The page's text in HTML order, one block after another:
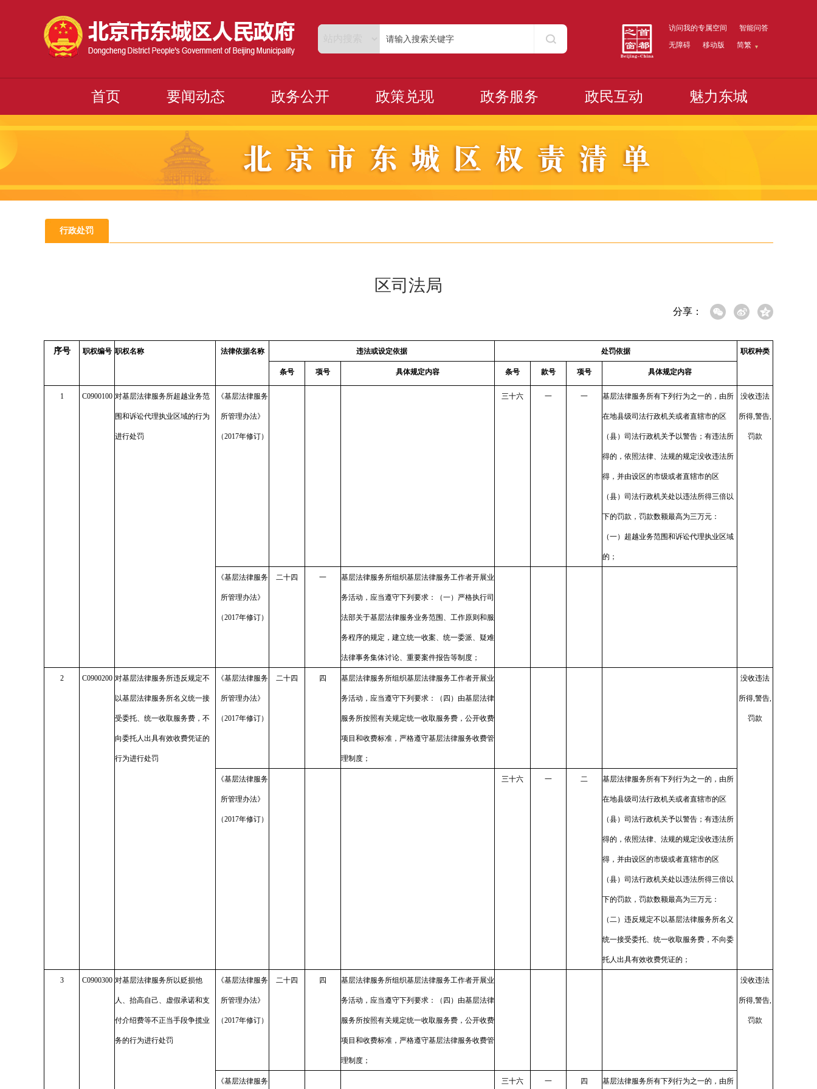
访问我的专属空间
智能问答
无障碍
移动版 简繁
首页 要闻动态 政务公开 政策兑现 政务服务 政民互动 魅力东城
行政处罚
区司法局
分享：
序号 职权编号 职权名称 法律依据名称 违法或设定依据 处罚依据 职权种类
条号 项号 具体规定内容 条号 款号 项号 具体规定内容
1 C0900100 对基层法律服务所超越业务范
围和诉讼代理执业区域的行为
进行处罚
《基层法律服务
所管理办法》
（2017年修订）
三十六 一 一 基层法律服务所有下列行为之一的，由所
在地县级司法行政机关或者直辖市的区
（县）司法行政机关予以警告；有违法所
得的，依照法律、法规的规定没收违法所
得，并由设区的市级或者直辖市的区
（县）司法行政机关处以违法所得三倍以
下的罚款，罚款数额最高为三万元：
（一）超越业务范围和诉讼代理执业区域
的；
没收违法
所得,警告,
罚款
《基层法律服务
所管理办法》
（2017年修订）
二十四 一 基层法律服务所组织基层法律服务工作者开展业
务活动，应当遵守下列要求：（一）严格执行司
法部关于基层法律服务业务范围、工作原则和服
务程序的规定，建立统一收案、统一委派、疑难
法律事务集体讨论、重要案件报告等制度；
2 C0900200 对基层法律服务所违反规定不
以基层法律服务所名义统一接
受委托、统一收取服务费，不
向委托人出具有效收费凭证的
行为进行处罚
《基层法律服务
所管理办法》
（2017年修订）
二十四 四 基层法律服务所组织基层法律服务工作者开展业
务活动，应当遵守下列要求：（四）由基层法律
服务所按照有关规定统一收取服务费，公开收费
项目和收费标准，严格遵守基层法律服务收费管
理制度；
没收违法
所得,警告,
罚款
《基层法律服务
所管理办法》
（2017年修订）
三十六 一 二 基层法律服务所有下列行为之一的，由所
在地县级司法行政机关或者直辖市的区
（县）司法行政机关予以警告；有违法所
得的，依照法律、法规的规定没收违法所
得，并由设区的市级或者直辖市的区
（县）司法行政机关处以违法所得三倍以
下的罚款，罚款数额最高为三万元：
（二）违反规定不以基层法律服务所名义
统一接受委托、统一收取服务费，不向委
托人出具有效收费凭证的；
3 C0900300 对基层法律服务所以贬损他
人、抬高自己、虚假承诺和支
付介绍费等不正当手段争揽业
务的行为进行处罚
《基层法律服务
所管理办法》
（2017年修订）
二十四 四 基层法律服务所组织基层法律服务工作者开展业
务活动，应当遵守下列要求：（四）由基层法律
服务所按照有关规定统一收取服务费，公开收费
项目和收费标准，严格遵守基层法律服务收费管
理制度；
没收违法
所得,警告,
罚款
《基层法律服务 三十六 一 四 基层法律服务所有下列行为之一的，由所